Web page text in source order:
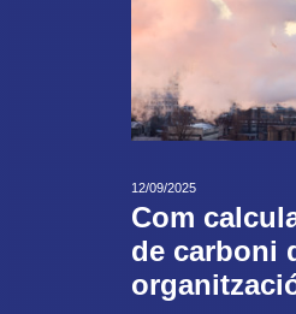
12/09/2025
Com
de carboni